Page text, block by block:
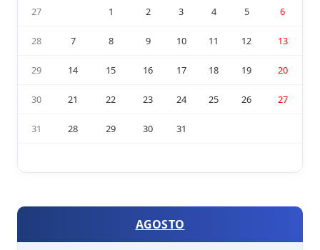
27 1 2 3 4 5 6
28 7 8 9 10 11 12 13
29 14 15 16 17 18 19 20
30 21 22 23 24 25 26 27
31 28 29 30 31
AGOSTO